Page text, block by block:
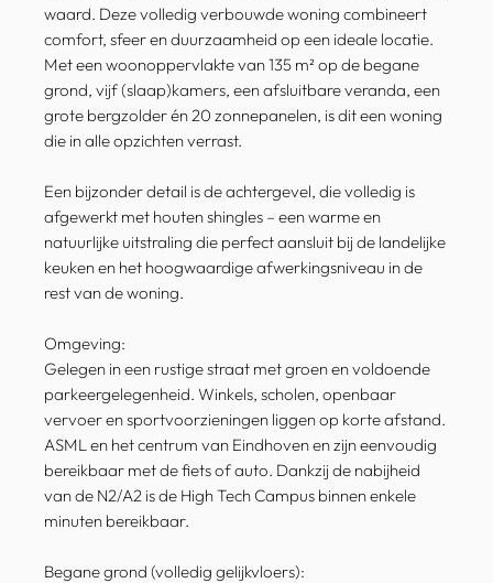
waard. Deze volledig verbouwde woning combineert
comfort, sfeer en duurzaamheid op een ideale locatie.
Met een woonoppervlakte van 135 m² op de begane
grond, vijf (slaap)kamers, een afsluitbare veranda, een
grote bergzolder én 20 zonnepanelen, is dit een woning
die in alle opzichten verrast.
Een bijzonder detail is de achtergevel, die volledig is
afgewerkt met houten shingles – een warme en
natuurlijke uitstraling die perfect aansluit bij de landelijke
keuken en het hoogwaardige afwerkingsniveau in de
rest van de woning.
Omgeving:
Gelegen in een rustige straat met groen en voldoende
parkeergelegenheid. Winkels, scholen, openbaar
vervoer en sportvoorzieningen liggen op korte afstand.
ASML en het centrum van Eindhoven en zijn eenvoudig
bereikbaar met de fiets of auto. Dankzij de nabijheid
van de N2/A2 is de High Tech Campus binnen enkele
minuten bereikbaar.
Begane grond (volledig gelijkvloers):